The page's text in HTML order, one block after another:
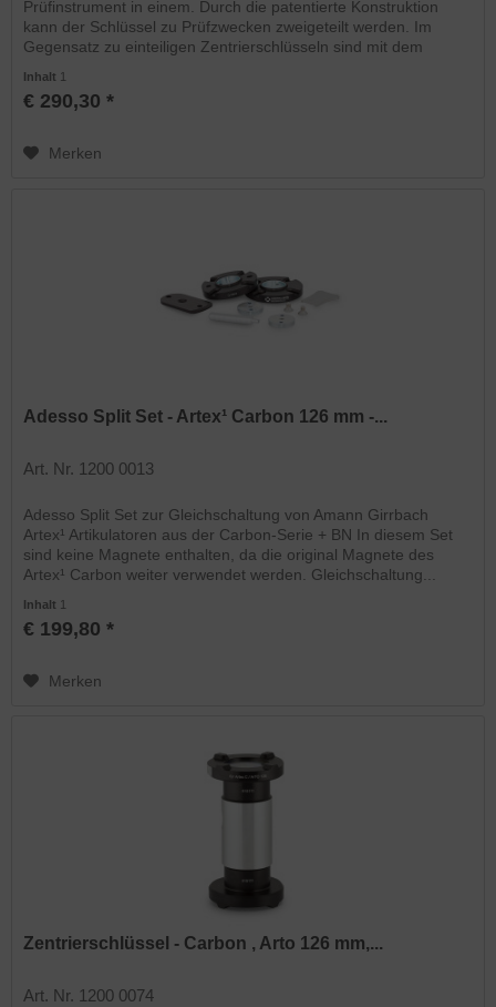
Prüfinstrument in einem. Durch die patentierte Konstruktion
kann der Schlüssel zu Prüfzwecken zweigeteilt werden. Im
Gegensatz zu einteiligen Zentrierschlüsseln sind mit dem
Inhalt 1
€ 290,30 *
Merken
Adesso Split Set - Artex¹ Carbon 126 mm -...
Art. Nr. 1200 0013
Adesso Split Set zur Gleichschaltung von Amann Girrbach
Artex¹ Artikulatoren aus der Carbon-Serie + BN In diesem Set
sind keine Magnete enthalten, da die original Magnete des
Artex¹ Carbon weiter verwendet werden. Gleichschaltung...
Inhalt 1
€ 199,80 *
Merken
Zentrierschlüssel - Carbon , Arto 126 mm,...
Art. Nr. 1200 0074